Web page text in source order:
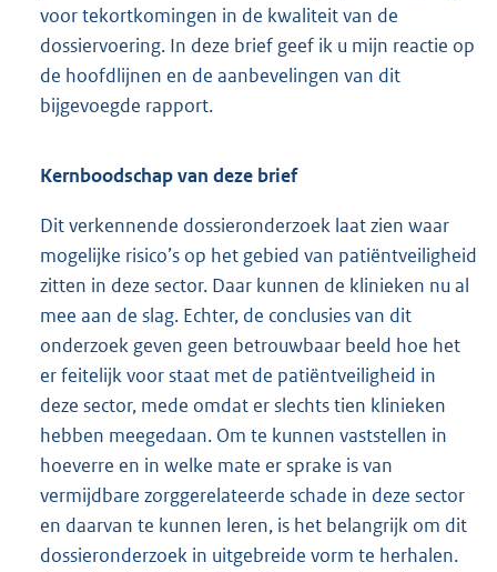
voor tekortkomingen in de kwaliteit van de
dossiervoering. In deze brief geef ik u mijn reactie op
de hoofdlijnen en de aanbevelingen van dit
bijgevoegde rapport.
Kernboodschap van deze brief
Dit verkennende dossieronderzoek laat zien waar
mogelijke risico’s op het gebied van patiëntveiligheid
zitten in deze sector. Daar kunnen de klinieken nu al
mee aan de slag. Echter, de conclusies van dit
onderzoek geven geen betrouwbaar beeld hoe het
er feitelijk voor staat met de patiëntveiligheid in
deze sector, mede omdat er slechts tien klinieken
hebben meegedaan. Om te kunnen vaststellen in
hoeverre en in welke mate er sprake is van
vermijdbare zorggerelateerde schade in deze sector
en daarvan te kunnen leren, is het belangrijk om dit
dossieronderzoek in uitgebreide vorm te herhalen.